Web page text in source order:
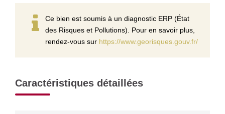
Ce bien est soumis à un diagnostic ERP (État
des Risques et Pollutions). Pour en savoir plus,
rendez-vous sur https://www.georisques.gouv.fr/
Caractéristiques détaillées